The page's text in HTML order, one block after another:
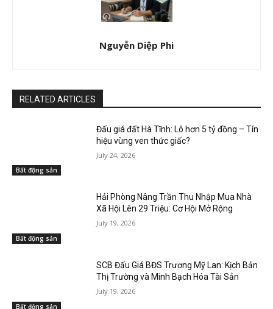
Nguyễn Diệp Phi
RELATED ARTICLES
Bất động sản
Đấu giá đất Hà Tĩnh: Lô hơn 5 tỷ đồng – Tín
hiệu vùng ven thức giấc?
July 24, 2026
Bất động sản
Hải Phòng Nâng Trần Thu Nhập Mua Nhà
Xã Hội Lên 29 Triệu: Cơ Hội Mở Rộng
July 19, 2026
Bất động sản
SCB Đấu Giá BĐS Trương Mỹ Lan: Kịch Bản
Thị Trường và Minh Bạch Hóa Tài Sản
July 19, 2026